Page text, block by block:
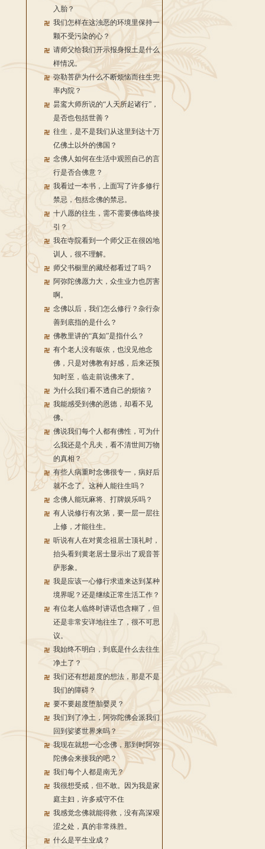
入胎？
我们怎样在这浊恶的环境里保持一
颗不受污染的心？
请师父给我们开示报身报土是什么
样情况。
弥勒菩萨为什么不断烦恼而往生兜
率内院？
昙鸾大师所说的“人天所起诸行”，
是否也包括世善？
往生，是不是我们从这里到达十万
亿佛土以外的佛国？
念佛人如何在生活中观照自己的言
行是否合佛意？
我看过一本书，上面写了许多修行
禁忌，包括念佛的禁忌。
十八愿的往生，需不需要佛临终接
引？
我在寺院看到一个师父正在很凶地
训人，很不理解。
师父书橱里的藏经都看过了吗？
阿弥陀佛愿力大，众生业力也厉害
啊。
念佛以后，我们怎么修行？杂行杂
善到底指的是什么？
佛教里讲的“真如”是指什么？
有个老人没有皈依，也没见他念
佛，只是对佛教有好感，后来还预
知时至，临走前说佛来了。
为什么我们看不透自己的烦恼？
我能感受到佛的恩德，却看不见
佛。
佛说我们每个人都有佛性，可为什
么我还是个凡夫，看不清世间万物
的真相？
有些人病重时念佛很专一，病好后
就不念了。这种人能往生吗？
念佛人能玩麻将、打牌娱乐吗？
有人说修行有次第，要一层一层往
上修，才能往生。
听说有人在对黄念祖居士顶礼时，
抬头看到黄老居士显示出了观音菩
萨形象。
我是应该一心修行求道来达到某种
境界呢？还是继续正常生活工作？
有位老人临终时讲话也含糊了，但
还是非常安详地往生了，很不可思
议。
我始终不明白，到底是什么去往生
净土了？
我们还有想超度的想法，那是不是
我们的障碍？
要不要超度堕胎婴灵？
我们到了净土，阿弥陀佛会派我们
回到娑婆世界来吗？
我现在就想一心念佛，那到时阿弥
陀佛会来接我的吧？
我们每个人都是南无？
我很想受戒，但不敢。因为我是家
庭主妇，许多戒守不住
我感觉念佛就能得救，没有高深艰
涩之处，真的非常殊胜。
什么是平生业成？